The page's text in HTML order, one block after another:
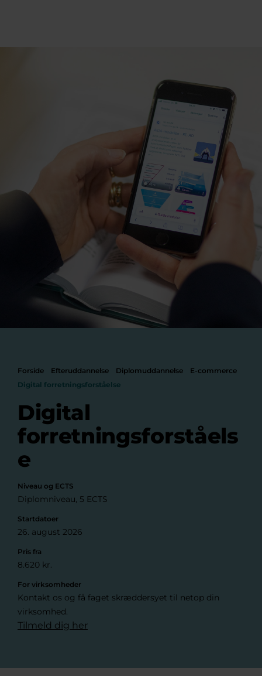
Forside Efteruddannelse Diplomuddannelse
E-commerce
Digital forretningsforståelse
Digital
forretningsforståels
e
Niveau og ECTS
Diplomniveau, 5 ECTS
Startdatoer
26. august 2026
Pris fra
8.620 kr.
For virksomheder
Kontakt os og få faget skræddersyet til netop din
virksomhed.
Tilmeld dig her